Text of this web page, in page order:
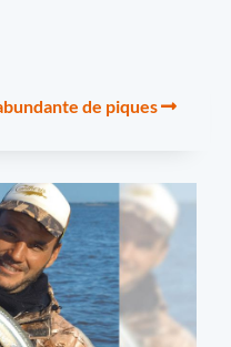
de piques